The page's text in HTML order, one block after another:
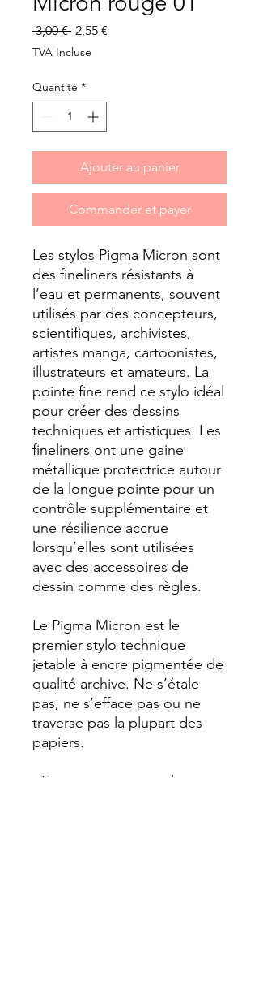
3,00 € Prix
original
2,55 €
TVA Incluse
Quantité *
Ajouter au panier
Commander et payer
Les stylos Pigma Micron sont
des fineliners résistants à
l’eau et permanents, souvent
utilisés par des concepteurs,
scientifiques, archivistes,
artistes manga, cartoonistes,
illustrateurs et amateurs. La
pointe fine rend ce stylo idéal
pour créer des dessins
techniques et artistiques. Les
fineliners ont une gaine
métallique protectrice autour
de la longue pointe pour un
contrôle supplémentaire et
une résilience accrue
lorsqu’elles sont utilisées
avec des accessoires de
dessin comme des règles.
Le Pigma Micron est le
premier stylo technique
jetable à encre pigmentée de
qualité archive. Ne s’étale
pas, ne s’efface pas ou ne
traverse pas la plupart des
papiers.
- Encre permanente de